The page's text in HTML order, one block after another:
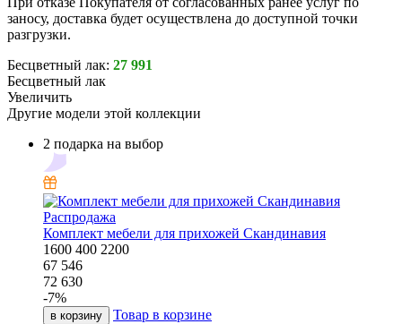
заносу, доставка будет осуществлена до доступной точки
разгрузки.
Бесцветный лак: 27 991
Бесцветный лак
Увеличить
Другие модели этой коллекции
2 подарка на выбор
Распродажа
Комплект мебели для прихожей Скандинавия
1600 400 2200
67 546
72 630
-7%
в корзину Товар в корзине